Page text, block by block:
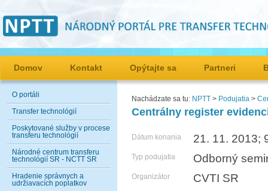
Domov Kontakt Opýtajte sa Partneri
O portáli
Transfer technológií
Poskytované služby v procese
transferu technológií
Národné centrum transferu
technológií SR - NCTT SR
Hradenie správnych a
udržiavacích poplatkov
Nachádzate sa tu: NPTT > Podujatia >
Centrálny register
Dátum konania 21. 11. 2013;
Typ podujatia Odborný
Organizátor CVTI SR